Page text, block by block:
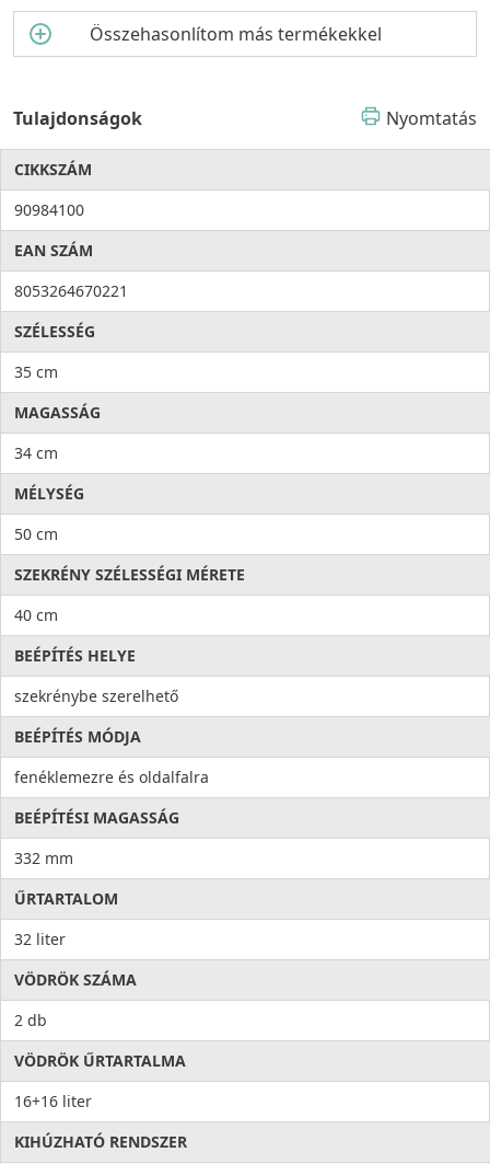
Összehasonlítom más termékekkel
Tulajdonságok Nyomtatás
CIKKSZÁM
90984100
EAN SZÁM
8053264670221
SZÉLESSÉG
35 cm
MAGASSÁG
34 cm
MÉLYSÉG
50 cm
SZEKRÉNY SZÉLESSÉGI MÉRETE
40 cm
BEÉPÍTÉS HELYE
szekrénybe szerelhető
BEÉPÍTÉS MÓDJA
fenéklemezre és oldalfalra
BEÉPÍTÉSI MAGASSÁG
332 mm
ŰRTARTALOM
32 liter
VÖDRÖK SZÁMA
2 db
VÖDRÖK ŰRTARTALMA
16+16 liter
KIHÚZHATÓ RENDSZER